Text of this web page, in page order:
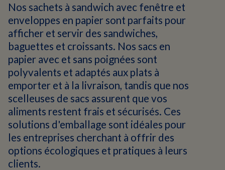
Nos sachets à sandwich avec fenêtre et
enveloppes en papier sont parfaits pour
afficher et servir des sandwiches,
baguettes et croissants. Nos sacs en
papier avec et sans poignées sont
polyvalents et adaptés aux plats à
emporter et à la livraison, tandis que nos
scelleuses de sacs assurent que vos
aliments restent frais et sécurisés. Ces
solutions d'emballage sont idéales pour
les entreprises cherchant à offrir des
options écologiques et pratiques à leurs
clients.